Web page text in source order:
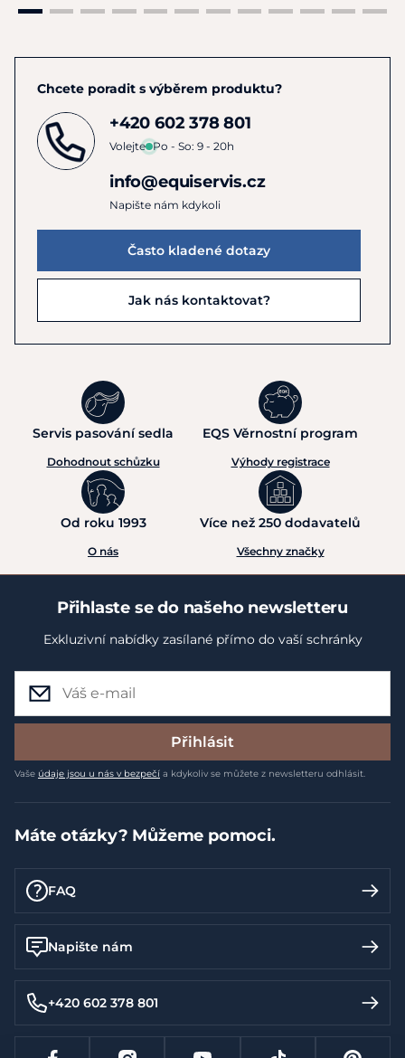
Chcete poradit s výběrem produktu?
+420 602 378 801
Volejte Po - So: 9 - 20h
info@equiservis.cz
Napište nám kdykoli
Často kladené dotazy
Jak nás kontaktovat?
Servis pasování sedla
Dohodnout schůzku
EQS Věrnostní program
Výhody registrace
Od roku 1993
O nás
Více než 250 dodavatelů
Všechny značky
Přihlaste se do našeho newsletteru
Exkluzivní nabídky zasílané přímo do vaší schránky
Přihlásit
Vaše údaje jsou u nás v bezpečí a kdykoliv se můžete z newsletteru odhlásit.
Máte otázky? Můžeme pomoci.
FAQ
Napište nám
+420 602 378 801